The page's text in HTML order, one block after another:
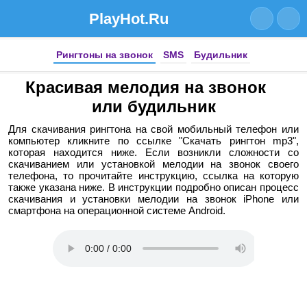
PlayHot.Ru
Рингтоны на звонок SMS Будильник
Красивая мелодия на звонок
или будильник
Для скачивания рингтона на свой мобильный телефон или
компьютер кликните по ссылке "Скачать рингтон mp3",
которая находится ниже. Если возникли сложности со
скачиванием или установкой мелодии на звонок своего
телефона, то прочитайте инструкцию, ссылка на которую
также указана ниже. В инструкции подробно описан процесс
скачивания и установки мелодии на звонок iPhone или
смартфона на операционной системе Android.